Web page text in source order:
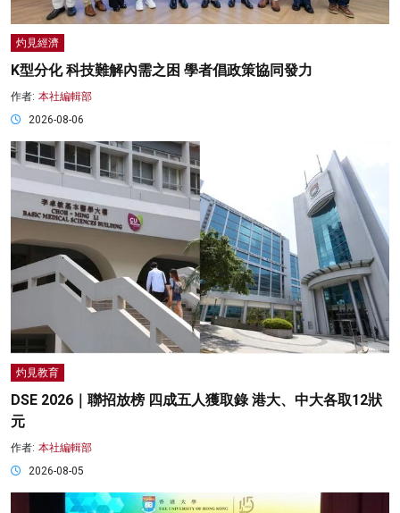
灼見經濟
K型分化 科技難解內需之困 學者倡政策協同發力
作者: 本社編輯部
2026-08-06
灼見教育
DSE 2026｜聯招放榜 四成五人獲取錄 港大、中大各取12狀
元
作者: 本社編輯部
2026-08-05